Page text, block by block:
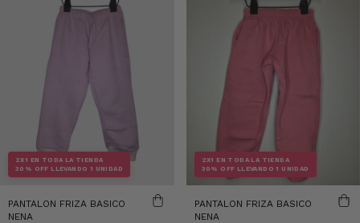
2X1 EN TODA LA TIENDA
30% OFF LLEVANDO 1 UNIDAD
PANTALON FRIZA BASICO
NENA
2X1 EN TODA LA TIENDA
30% OFF LLEVANDO 1 UNIDAD
PANTALON FRIZA BASICO
NENA